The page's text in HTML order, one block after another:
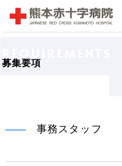
募集要項
事務スタッフ